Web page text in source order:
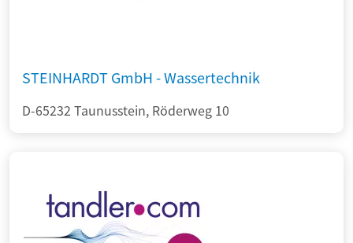
STEINHARDT GmbH - Wassertechnik
D-65232 Taunusstein, Röderweg 10